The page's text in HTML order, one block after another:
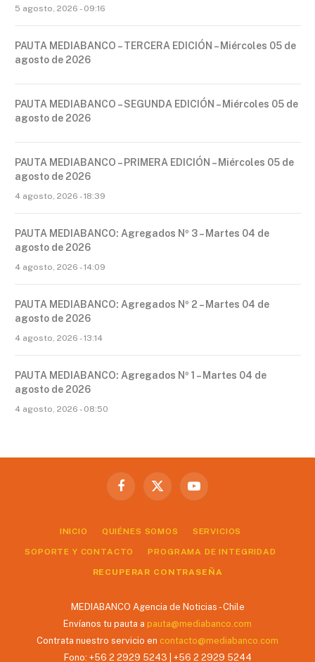
5 agosto, 2026 - 09:16
PAUTA MEDIABANCO – TERCERA EDICIÓN – Miércoles 05 de
agosto de 2026
PAUTA MEDIABANCO – SEGUNDA EDICIÓN – Miércoles 05 de
agosto de 2026
PAUTA MEDIABANCO – PRIMERA EDICIÓN – Miércoles 05 de
agosto de 2026
4 agosto, 2026 - 18:39
PAUTA MEDIABANCO: Agregados Nº 3 – Martes 04 de
agosto de 2026
4 agosto, 2026 - 14:09
PAUTA MEDIABANCO: Agregados Nº 2 – Martes 04 de
agosto de 2026
4 agosto, 2026 - 13:14
PAUTA MEDIABANCO: Agregados Nº 1 – Martes 04 de
agosto de 2026
4 agosto, 2026 - 08:50
Facebook
X
YouTube
INICIO QUIÉNES SOMOS SERVICIOS
SOPORTE Y CONTACTO PROGRAMA DE INTEGRIDAD
RECUPERAR CONTRASEÑA
MEDIABANCO Agencia de Noticias - Chile
Envíanos tu pauta a pauta@mediabanco.com
Contrata nuestro servicio en contacto@mediabanco.com
Fono: +56 2 2929 5243 | +56 2 2929 5244